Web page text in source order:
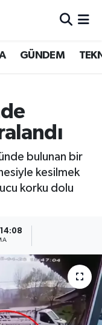
GÜNDEM
bulunan bir
kesilmek
korku dolu